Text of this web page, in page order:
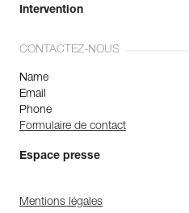
Intervention
CONTACTEZ-NOUS
Name
Email
Phone
Formulaire de contact
Espace presse
Mentions légales